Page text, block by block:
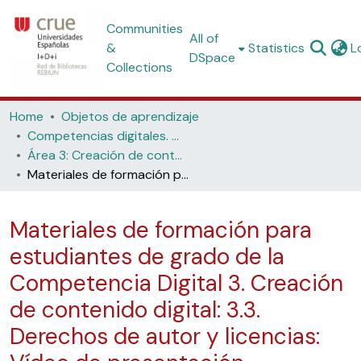
Communities
&
Collections
All of
DSpace
Statistics
Home
Objetos de aprendizaje
Competencias digitales. Materiales formativos para estudiantes de grado
Área 3: Creación de contenido digital
Materiales de formación para estudiantes de grado de la Competencia Digital 3. Creación de contenido digital: 3.3. Derechos de autor y licencias: Vídeo de presentación
Materiales de formación para
estudiantes de grado de la
Competencia Digital 3. Creación
de contenido digital: 3.3.
Derechos de autor y licencias: